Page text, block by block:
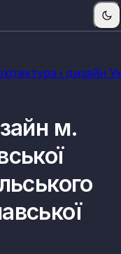
і дизайн
м.